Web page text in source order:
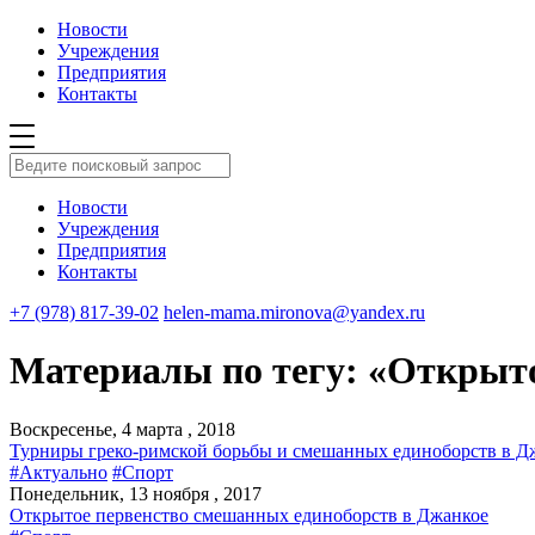
Новости
Учреждения
Предприятия
Контакты
Новости
Учреждения
Предприятия
Контакты
+7 (978) 817-39-02 helen-mama.mironova@yandex.ru
Материалы по тегу:
Воскресенье, 4 марта , 2018
Турниры греко-римской борьбы и смешанных единоборств в
#Актуально #Спорт
Понедельник, 13 ноября , 2017
Открытое первенство смешанных единоборств в Джанкое